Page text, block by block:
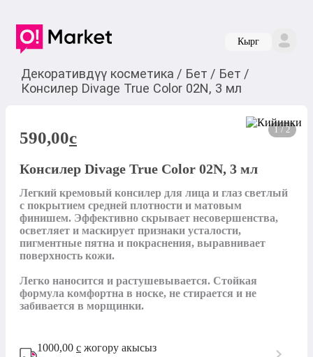
Кырг
Декоративдүү косметика / Бет / Бет /
Консилер Divage True Color 02N, 3 мл
1 / 2
590,00c
Консилер Divage True Color 02N, 3 мл
Легкий кремовый консилер для лица и глаз светлый
с покрытием средней плотности и матовым
финишем. Эффективно скрывает несовершенства,
осветляет и маскирует признаки усталости,
пигментные пятна и покраснения, выравнивает
поверхность кожи.
Легко наносится и растушевывается. Стойкая
формула комфортна в носке, не стирается и не
забивается в морщинки.
1000,00 с жогору акысыз